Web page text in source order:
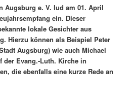
Augsburg e. V. lud am 01. April
ein. Dieser
lokale Gesichter aus
Hierzu können als Beispiel Peter
Augsburg) wie auch Michael
der Evang.-Luth. Kirche in
die ebenfalls eine kurze Rede an